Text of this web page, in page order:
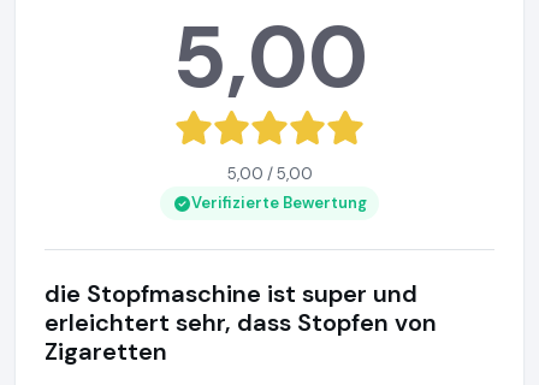
5,00
5,00 / 5,00
Verifizierte Bewertung
die Stopfmaschine ist super und
erleichtert sehr, dass Stopfen von
Zigaretten